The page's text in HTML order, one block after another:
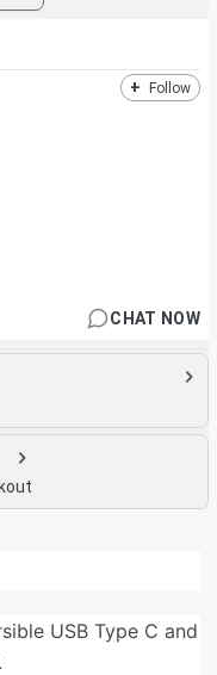
+ Follow
CHAT NOW
USB Type C and